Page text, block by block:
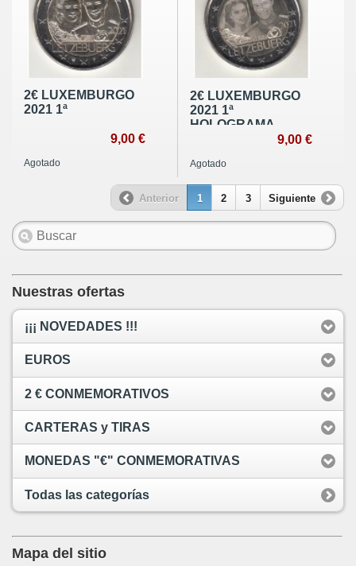
2€ LUXEMBURGO
2021 1ª
9,00 €
Agotado
2€ LUXEMBURGO
2021 1ª
HOLOGRAMA
9,00 €
Agotado
Anterior 1 2 3 Siguiente
Nuestras ofertas
¡¡¡ NOVEDADES !!!
EUROS
2 € CONMEMORATIVOS
CARTERAS y TIRAS
MONEDAS "€" CONMEMORATIVAS
Todas las categorías
Mapa del sitio